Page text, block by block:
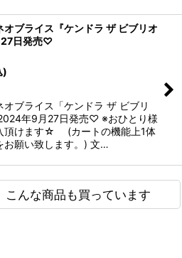
オブライス『ケンドラ ザ ビブリオ
27日発売♡
)
オブライス「ケンドラ ザ ビブリ
年9月27日発売♡ ※おひとり様
頂けます☆ (カートの機能上1体
お願い致します。) 文…
こんな商品も買っています